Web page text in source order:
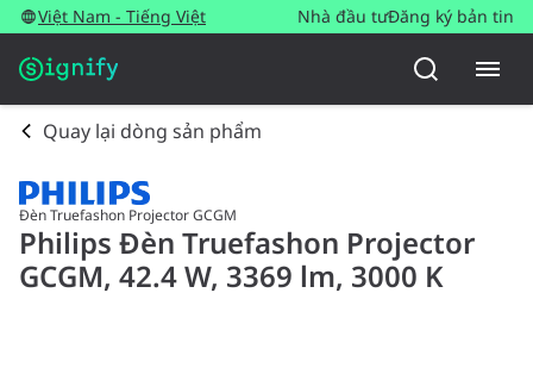
Việt Nam - Tiếng Việt Nhà đầu tưĐăng ký bản tin
Quay lại dòng sản phẩm
Đèn Truefashon Projector GCGM
Philips Đèn Truefashon Projector
GCGM, 42.4 W, 3369 lm, 3000 K